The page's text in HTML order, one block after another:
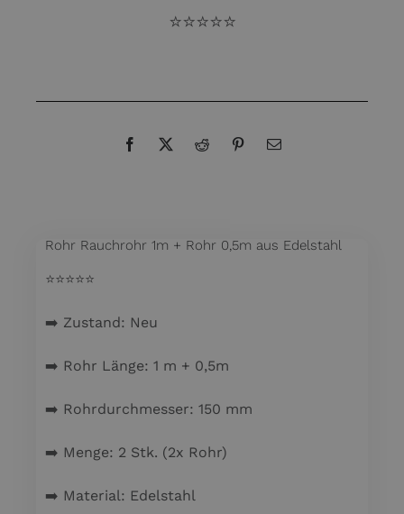
⭐️⭐️⭐️⭐️⭐️
Rohr Rauchrohr 1m + Rohr 0,5m aus Edelstahl
⭐️⭐️⭐️⭐️⭐️
➡️ Zustand: Neu
➡️ Rohr Länge: 1 m + 0,5m
➡️ Rohrdurchmesser: 150 mm
➡️ Menge: 2 Stk. (2x Rohr)
➡️ Material: Edelstahl